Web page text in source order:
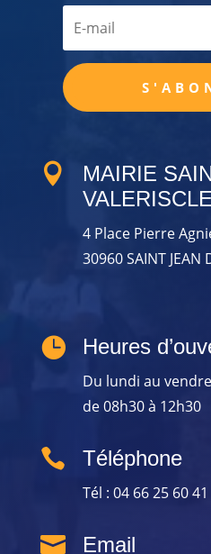

MAIRIE
VALERISCLE
4 Place Pierre
30960 SAINT JEAN
 Heures
Du lundi au
de 08h30 à 12h30
 Téléphone
Tél : 04 66 25 60 41
 Email